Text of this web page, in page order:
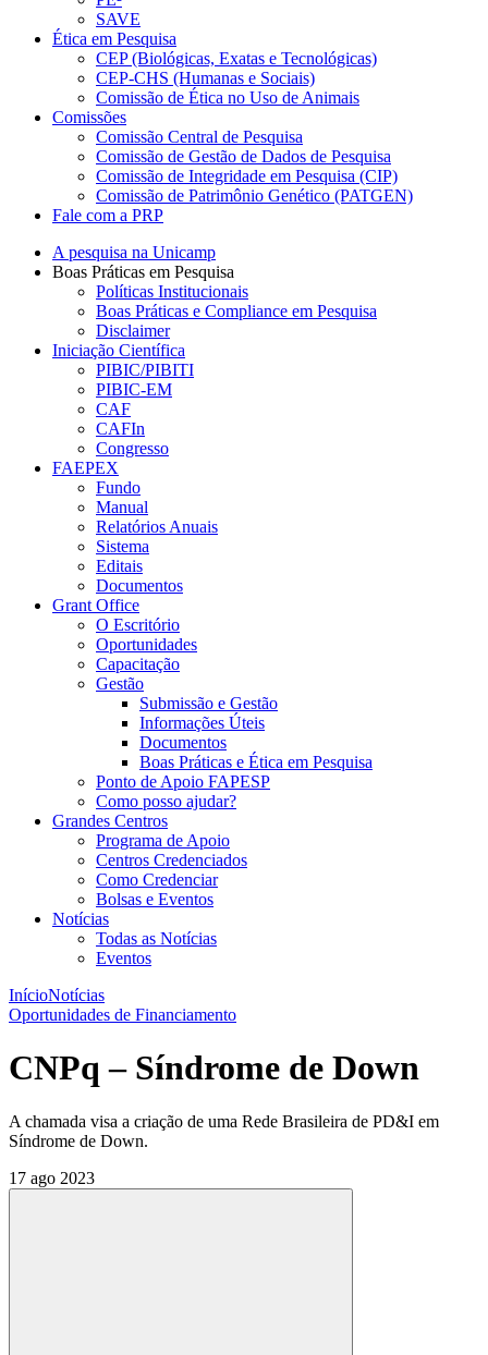
SAVE
Ética em Pesquisa
CEP (Biológicas, Exatas e Tecnológicas)
CEP-CHS (Humanas e Sociais)
Comissão de Ética no Uso de Animais
Comissões
Comissão Central de Pesquisa
Comissão de Gestão de Dados de Pesquisa
Comissão de Integridade em Pesquisa (CIP)
Comissão de Patrimônio Genético (PATGEN)
Fale com a PRP
A pesquisa na Unicamp
Boas Práticas em Pesquisa
Políticas Institucionais
Boas Práticas e Compliance em Pesquisa
Disclaimer
Iniciação Científica
PIBIC/PIBITI
PIBIC-EM
CAF
CAFIn
Congresso
FAEPEX
Fundo
Manual
Relatórios Anuais
Sistema
Editais
Documentos
Grant Office
O Escritório
Oportunidades
Capacitação
Gestão
Submissão e Gestão
Informações Úteis
Documentos
Boas Práticas e Ética em Pesquisa
Ponto de Apoio FAPESP
Como posso ajudar?
Grandes Centros
Programa de Apoio
Centros Credenciados
Como Credenciar
Bolsas e Eventos
Notícias
Todas as Notícias
Eventos
InícioNotícias
Oportunidades de Financiamento
CNPq – Síndrome de Down
A chamada visa a criação de uma Rede Brasileira de PD&I em
Síndrome de Down.
17 ago 2023